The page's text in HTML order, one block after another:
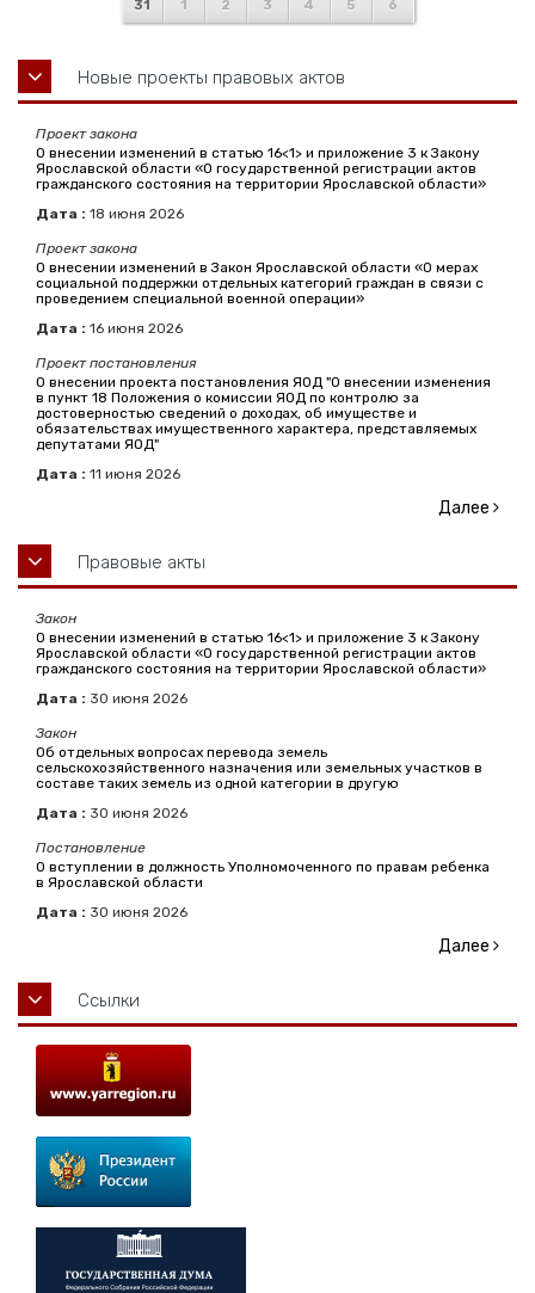
31 1 2 3 4 5 6
Новые проекты правовых актов
Проект закона
О внесении изменений в статью 16<1> и приложение 3 к Закону
Ярославской области «О государственной регистрации актов
гражданского состояния на территории Ярославской области»
Дата : 18 июня 2026
Проект закона
О внесении изменений в Закон Ярославской области «О мерах
социальной поддержки отдельных категорий граждан в связи с
проведением специальной военной операции»
Дата : 16 июня 2026
Проект постановления
О внесении проекта постановления ЯОД "О внесении изменения
в пункт 18 Положения о комиссии ЯОД по контролю за
достоверностью сведений о доходах, об имуществе и
обязательствах имущественного характера, представляемых
депутатами ЯОД"
Дата : 11 июня 2026
Далее
Правовые акты
Закон
О внесении изменений в статью 16<1> и приложение 3 к Закону
Ярославской области «О государственной регистрации актов
гражданского состояния на территории Ярославской области»
Дата : 30 июня 2026
Закон
Об отдельных вопросах перевода земель
сельскохозяйственного назначения или земельных участков в
составе таких земель из одной категории в другую
Дата : 30 июня 2026
Постановление
О вступлении в должность Уполномоченного по правам ребенка
в Ярославской области
Дата : 30 июня 2026
Далее
Ссылки